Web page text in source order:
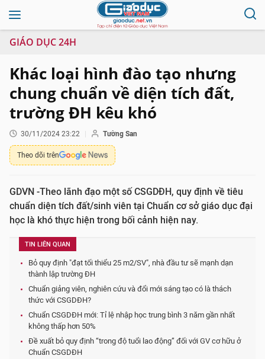
GIÁO DỤC 24H
Khác loại hình đào tạo nhưng
chung chuẩn về diện tích đất,
trường ĐH kêu khó
30/11/2024 23:22 Tường San
Theo dõi trên
GDVN -Theo lãnh đạo một số CSGDĐH, quy định về tiêu
chuẩn diện tích đất/sinh viên tại Chuẩn cơ sở giáo dục đại
học là khó thực hiện trong bối cảnh hiện nay.
TIN LIÊN QUAN
Bỏ quy định "đạt tối thiểu 25 m2/SV", nhà đầu tư sẽ mạnh dạn
thành lập trường ĐH
Chuẩn giảng viên, nghiên cứu và đổi mới sáng tạo có là thách
thức với CSGDĐH?
Chuẩn CSGDĐH mới: Tỉ lệ nhập học trung bình 3 năm gần nhất
không thấp hơn 50%
Đề xuất bỏ quy định “trong độ tuổi lao động” đối với GV cơ hữu ở
Chuẩn CSGDĐH